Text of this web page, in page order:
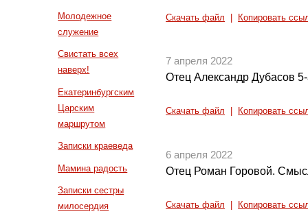
Молодежное
служение
Свистать всех
наверх!
Екатеринбургским
Царским
маршрутом
Записки краеведа
Мамина радость
Записки сестры
милосердия
Скачать файл Копировать
7 апреля 2022
Отец Александр Дубасов
Скачать файл Копировать
6 апреля 2022
Отец Роман Горовой.
Скачать файл Копировать